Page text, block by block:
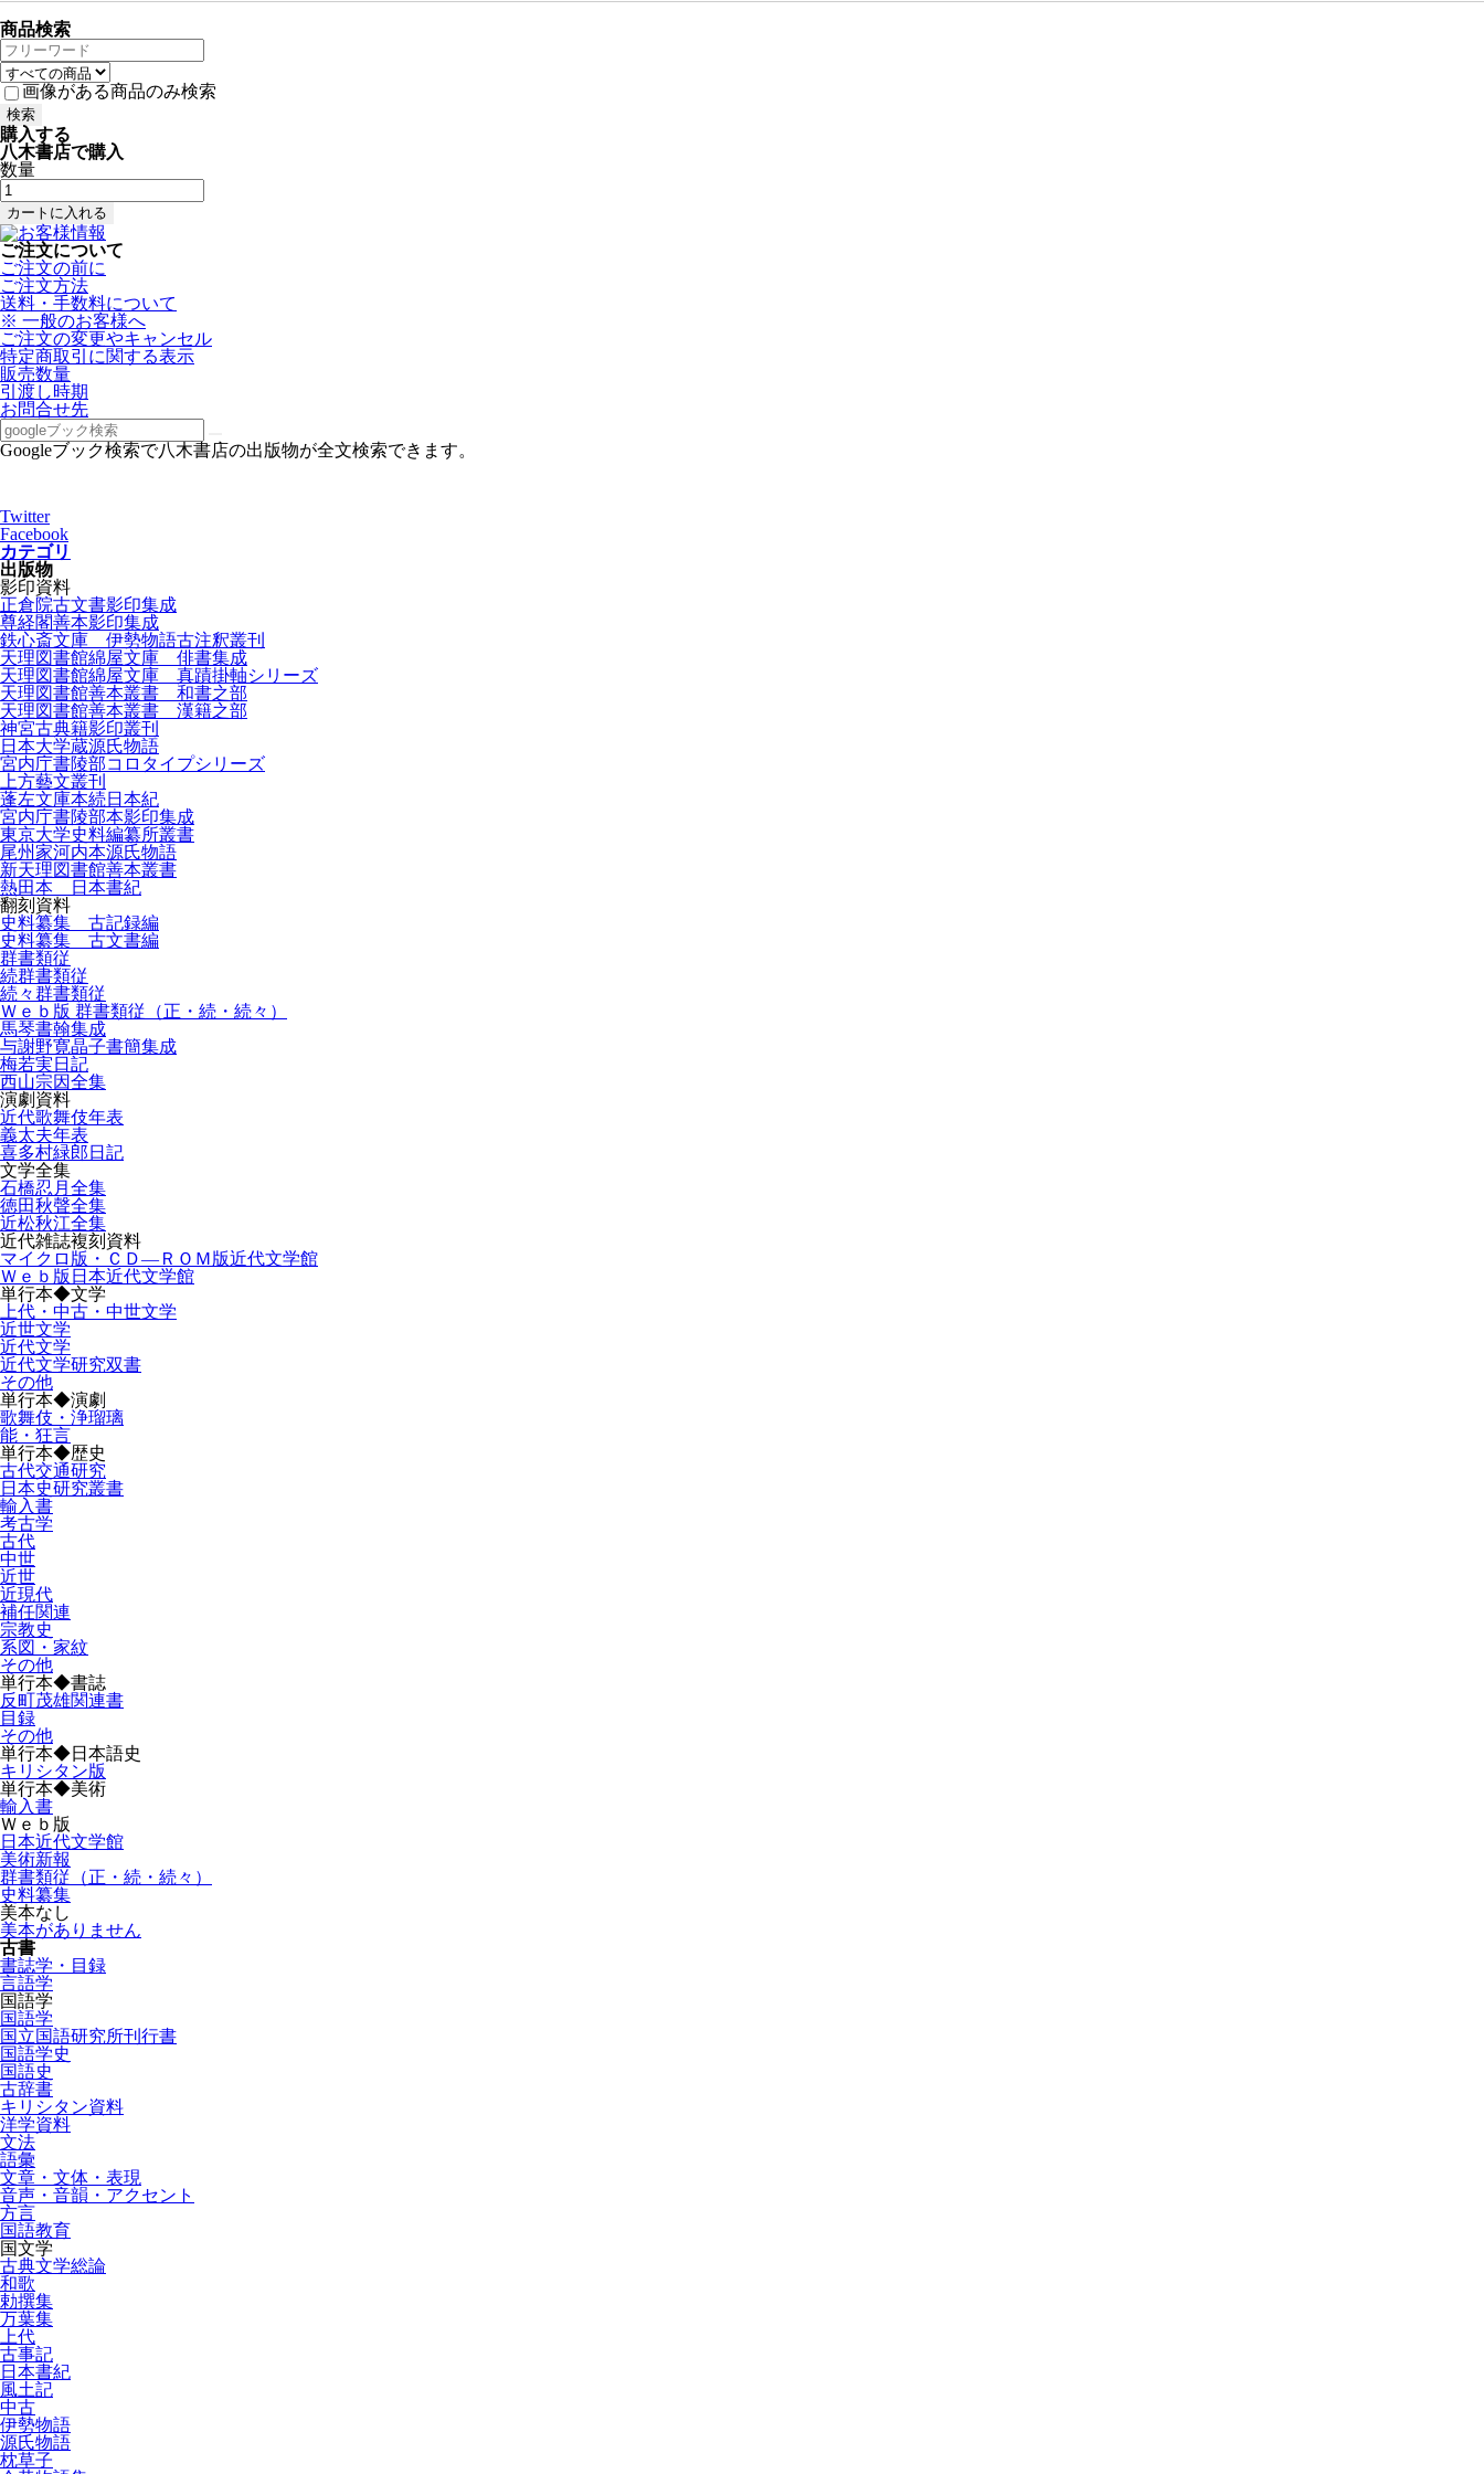
商品検索
画像がある商品のみ検索
購入する
八木書店で購入
数量
ご注文について
ご注文の前に
ご注文方法
送料・手数料について
※ 一般のお客様へ
ご注文の変更やキャンセル
特定商取引に関する表示
販売数量
引渡し時期
お問合せ先
Googleブック検索で八木書店の出版物が全文検索できます。
Twitter
Facebook
カテゴリ
出版物
影印資料
正倉院古文書影印集成
尊経閣善本影印集成
鉄心斎文庫 伊勢物語古注釈叢刊
天理図書館綿屋文庫 俳書集成
天理図書館綿屋文庫 真蹟掛軸シリーズ
天理図書館善本叢書 和書之部
天理図書館善本叢書 漢籍之部
神宮古典籍影印叢刊
日本大学蔵源氏物語
宮内庁書陵部コロタイプシリーズ
上方藝文叢刊
蓬左文庫本続日本紀
宮内庁書陵部本影印集成
東京大学史料編纂所叢書
尾州家河内本源氏物語
新天理図書館善本叢書
熱田本 日本書紀
翻刻資料
史料纂集 古記録編
史料纂集 古文書編
群書類従
続群書類従
続々群書類従
Ｗｅｂ版 群書類従（正・続・続々）
馬琴書翰集成
与謝野寛晶子書簡集成
梅若実日記
西山宗因全集
演劇資料
近代歌舞伎年表
義太夫年表
喜多村緑郎日記
文学全集
石橋忍月全集
徳田秋聲全集
近松秋江全集
近代雑誌複刻資料
マイクロ版・ＣＤ―ＲＯＭ版近代文学館
Ｗｅｂ版日本近代文学館
単行本◆文学
上代・中古・中世文学
近世文学
近代文学
近代文学研究双書
その他
単行本◆演劇
歌舞伎・浄瑠璃
能・狂言
単行本◆歴史
古代交通研究
日本史研究叢書
輸入書
考古学
古代
中世
近世
近現代
補任関連
宗教史
系図・家紋
その他
単行本◆書誌
反町茂雄関連書
目録
その他
単行本◆日本語史
キリシタン版
単行本◆美術
輸入書
Ｗｅｂ版
日本近代文学館
美術新報
群書類従（正・続・続々）
史料纂集
美本なし
美本がありません
古書
書誌学・目録
言語学
国語学
国語学
国立国語研究所刊行書
国語学史
国語史
古辞書
キリシタン資料
洋学資料
文法
語彙
文章・文体・表現
音声・音韻・アクセント
方言
国語教育
国文学
古典文学総論
和歌
勅撰集
万葉集
上代
古事記
日本書紀
風土記
中古
伊勢物語
源氏物語
枕草子